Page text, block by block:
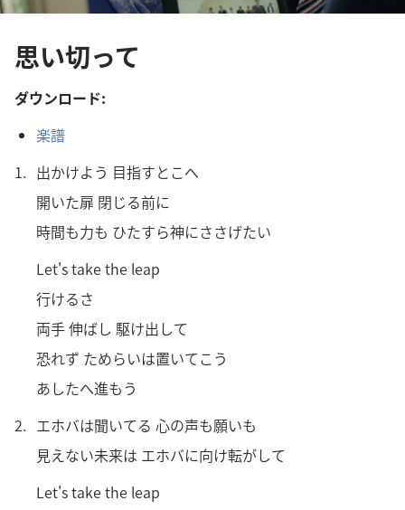
思い切って
ダウンロード:
楽譜
1. 出かけよう 目指すとこへ
開いた扉 閉じる前に
時間も力も ひたすら神にささげたい
Let's take the leap
行けるさ
両手 伸ばし 駆け出して
恐れず ためらいは置いてこう
あしたへ進もう
2. エホバは聞いてる 心の声も願いも
見えない未来は エホバに向け転がして
Let's take the leap